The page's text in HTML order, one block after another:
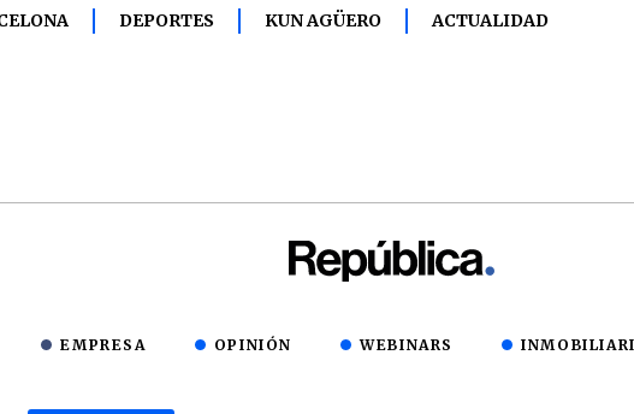
DEPORTES KUN AGÜERO ACTUALIDAD
EMPRESA OPINIÓN WEBINARS